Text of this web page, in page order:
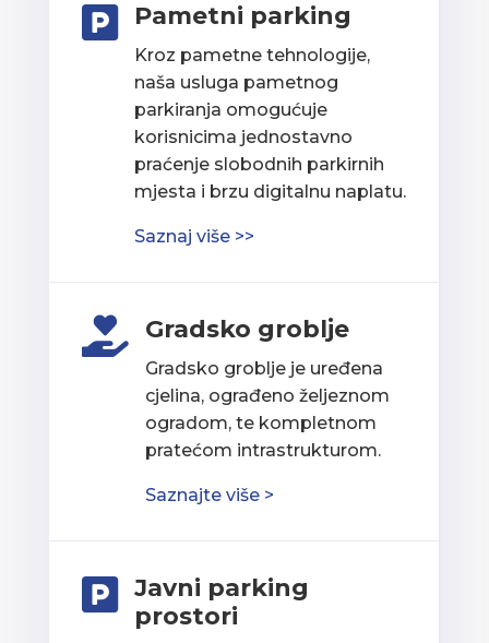
 Pametni parking
Kroz pametne tehnologije,
naša usluga pametnog
parkiranja omogućuje
korisnicima jednostavno
praćenje slobodnih parkirnih
mjesta i brzu digitalnu naplatu.
Saznaj više >>
 Gradsko groblje
Gradsko groblje je uređena
cjelina, ograđeno željeznom
ogradom, te kompletnom
pratećom intrastrukturom.
Saznajte više >

Javni parking
prostori